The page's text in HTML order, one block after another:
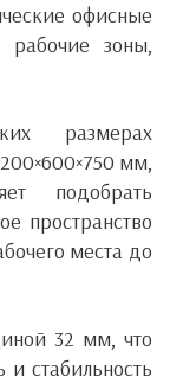
офисные
зоны,
размерах
мм,
подобрать
пространство
места до
32 мм, что
стабильность